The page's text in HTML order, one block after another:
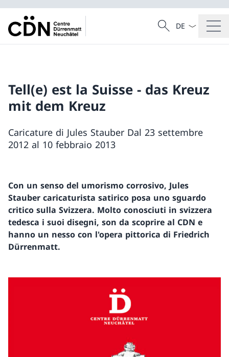
Cercare
Ricerca
Dal menu a
Tell(e) est la Suisse - das Kreuz
mit dem Kreuz
Caricature di Jules Stauber Dal 23 settembre
2012 al 10 febbraio 2013
Con un senso del umorismo corrosivo, Jules
Stauber caricaturista satirico posa uno sguardo
critico sulla Svizzera. Molto conosciuti in svizzera
tedesca i suoi disegni, son da scoprire al CDN e
hanno un nesso con l'opera pittorica di Friedrich
Dürrenmatt.